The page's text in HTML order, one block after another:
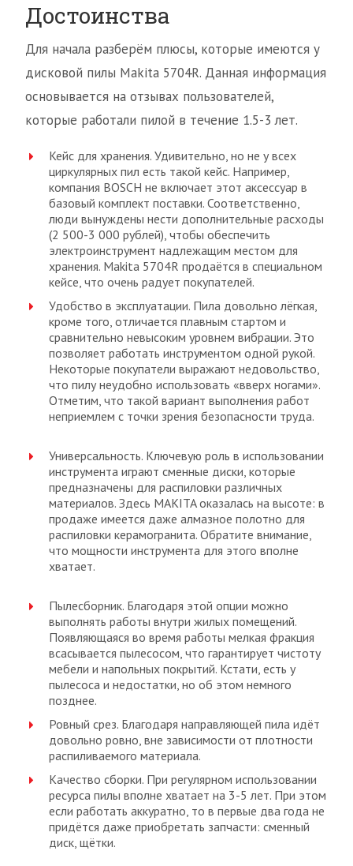
Достоинства
Для начала разберём плюсы, которые имеются у
дисковой пилы Makita 5704R. Данная информация
основывается на отзывах пользователей,
которые работали пилой в течение 1.5-3 лет.
Кейс для хранения. Удивительно, но не у всех
циркулярных пил есть такой кейс. Например,
компания BOSCH не включает этот аксессуар в
базовый комплект поставки. Соответственно,
люди вынуждены нести дополнительные расходы
(2 500-3 000 рублей), чтобы обеспечить
электроинструмент надлежащим местом для
хранения. Makita 5704R продаётся в специальном
кейсе, что очень радует покупателей.
Удобство в эксплуатации. Пила довольно лёгкая,
кроме того, отличается плавным стартом и
сравнительно невысоким уровнем вибрации. Это
позволяет работать инструментом одной рукой.
Некоторые покупатели выражают недовольство,
что пилу неудобно использовать «вверх ногами».
Отметим, что такой вариант выполнения работ
неприемлем с точки зрения безопасности труда.
Универсальность. Ключевую роль в использовании
инструмента играют сменные диски, которые
предназначены для распиловки различных
материалов. Здесь MAKITA оказалась на высоте: в
продаже имеется даже алмазное полотно для
распиловки керамогранита. Обратите внимание,
что мощности инструмента для этого вполне
хватает.
Пылесборник. Благодаря этой опции можно
выполнять работы внутри жилых помещений.
Появляющаяся во время работы мелкая фракция
всасывается пылесосом, что гарантирует чистоту
мебели и напольных покрытий. Кстати, есть у
пылесоса и недостатки, но об этом немного
позднее.
Ровный срез. Благодаря направляющей пила идёт
довольно ровно, вне зависимости от плотности
распиливаемого материала.
Качество сборки. При регулярном использовании
ресурса пилы вполне хватает на 3-5 лет. При этом
если работать аккуратно, то в первые два года не
придётся даже приобретать запчасти: сменный
диск, щётки.